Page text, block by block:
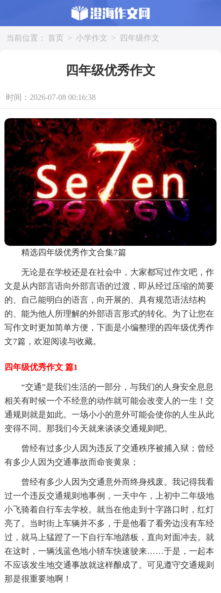
当前位置： 首页 > 小学作文 > 四年级作文
四年级优秀作文
时间：2026-07-08 00:16:38
精选四年级优秀作文合集7篇
无论是在学校还是在社会中，大家都写过作文吧，作
文是从内部言语向外部言语的过渡，即从经过压缩的简要
的、自己能明白的语言，向开展的、具有规范语法结构
的、能为他人所理解的外部语言形式的转化。为了让您在
写作文时更加简单方便，下面是小编整理的四年级优秀作
文7篇，欢迎阅读与收藏。
四年级优秀作文 篇1
“交通”是我们生活的一部分，与我们的人身安全息息
相关有时候一个不经意的动作就可能会改变人的一生！交
通规则就是如此。一场小小的意外可能会使你的人生从此
变得不同。那我们今天就来谈谈交通规则吧。
曾经有过多少人因为违反了交通秩序被捕入狱；曾经
有多少人因为交通事故而命丧黄泉；
曾经有多少人因为交通意外而终身残废。我记得我看
过一个违反交通规则地事例，一天中午，上初中二年级地
小飞骑着自行车去学校。就当在他走到十字路口时，红灯
亮了。当时街上车辆并不多，于是他看了看旁边没有车经
过，就马上猛蹬了一下自行车地踏板，直向对面冲去。就
在这时，一辆浅蓝色地小轿车快速驶来……于是，一起本
不应该发生地交通事故就这样酿成了。可见遵守交通规则
那是很重要地啊！